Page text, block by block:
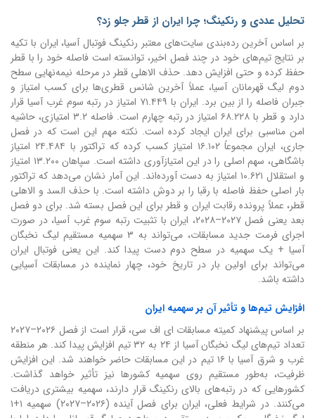
تحلیل عددی و رنکینگ؛ چرا ایران از قطر جلو زد؟
بر اساس آخرین رده‌بندی سایت‌های معتبر رنکینگ فوتبال آسیا، ایران با تکیه
بر نتایج تیم‌های خود در چند فصل اخیر، توانسته است فاصله خود را با قطر
حفظ کرده و حتی افزایش دهد. حذف الاهلی قطر در مرحله نیمه‌نهایی سطح
دوم لیگ قهرمانان آسیا، عملاً آخرین شانس قطری‌ها برای کسب امتیاز و
جبران فاصله را از بین برد. ایران با ۷۱.۴۴۹ امتیاز در رتبه سوم غرب آسیا قرار
دارد و قطر با ۶۸.۲۲۸ امتیاز در رتبه چهارم است. فاصله ۳.۲ امتیازی، حاشیه
امن مناسبی برای ایران ایجاد کرده است. نکته مهم این است که در فصل
جاری، ایران مجموعاً ۱۶.۱۰۲ امتیاز کسب کرده که تراکتور با ۲۴.۴۸۴ امتیاز
باشگاهی، سهم اصلی را در این امتیازآوری داشته است. سپاهان ۱۳.۲۰۰ امتیاز
و استقلال ۱۰.۶۲۱ امتیاز به دست آورده‌اند. این آمار نشان می‌دهد که تراکتور
بار اصلی حفظ فاصله با رقبا را بر دوش داشته است. با حذف السد و الاهلی
قطر، عملاً پرونده رقابت ایران و قطر برای این فصل بسته شد. برای دو فصل
بعد یعنی فصل ۲۰۲۷–۲۰۲۸، ایران با تثبیت رتبه سوم غرب آسیا، در صورت
اجرای فرمت جدید مسابقات، می‌تواند به ۳ سهمیه مستقیم لیگ نخبگان
آسیا + یک سهمیه در سطح دوم دست پیدا کند. این یعنی فوتبال ایران
می‌تواند برای اولین بار در تاریخ خود، چهار نماینده در مسابقات آسیایی
داشته باشد.
افزایش تیم‌ها و تأثیر آن بر سهمیه ایران
بر اساس پیشنهاد کمیته مسابقات ای اف سی، قرار است از فصل ۲۰۲۶–۲۰۲۷
تعداد تیم‌های لیگ نخبگان آسیا از ۲۴ به ۳۲ تیم افزایش پیدا کند. هر منطقه
غرب و شرق آسیا با ۱۶ تیم در این مسابقات حاضر خواهند شد. این افزایش
ظرفیت، به‌طور مستقیم روی سهمیه کشورها نیز تأثیر خواهد گذاشت.
کشورهایی که در رتبه‌های بالای رنکینگ قرار دارند، سهمیه بیشتری دریافت
می‌کنند. در شرایط فعلی، ایران برای فصل آینده (۲۰۲۶–۲۰۲۷) سهمیه ۱+۱